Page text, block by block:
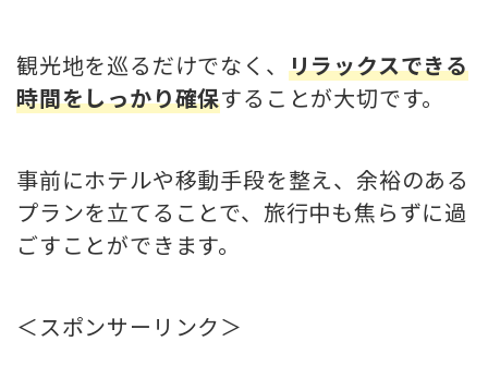
観光地を巡るだけでなく、 リラックスできる
時間をしっかり確保することが大切です。
事前にホテルや移動手段を整え、余裕のある
プランを立てることで、旅行中も焦らずに過
ごすことができます。
＜スポンサーリンク＞